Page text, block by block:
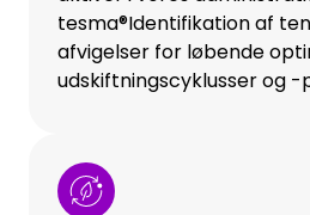
tesma®Identifikation af
afvigelser for løbende
udskiftningscyklusser og